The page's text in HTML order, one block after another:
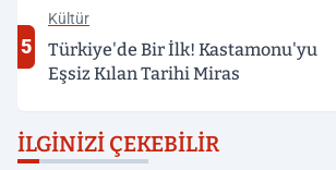
5
Kültür
Türkiye'de Bir İlk! Kastamonu'yu
Eşsiz Kılan Tarihi Miras
İLGINIZI ÇEKEBILIR